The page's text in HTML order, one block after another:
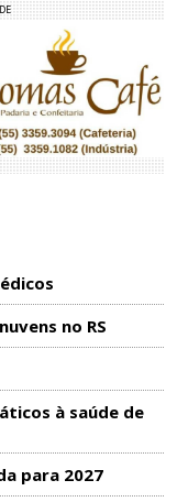
no RS
à saúde de
para 2027